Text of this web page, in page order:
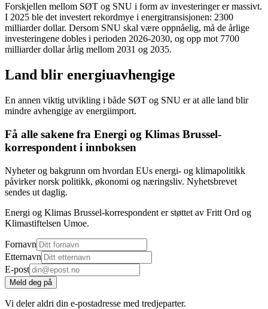
Forskjellen mellom SØT og SNU i form av investeringer er massivt.
I 2025 ble det investert rekordmye i energitransisjonen: 2300
milliarder dollar. Dersom SNU skal være oppnåelig, må de årlige
investeringene dobles i perioden 2026-2030, og opp mot 7700
milliarder dollar årlig mellom 2031 og 2035.
Land blir energiuavhengige
En annen viktig utvikling i både SØT og SNU er at alle land blir
mindre avhengige av energiimport.
Få alle sakene fra Energi og Klimas Brussel-
korrespondent i innboksen
Nyheter og bakgrunn om hvordan EUs energi- og klimapolitikk
påvirker norsk politikk, økonomi og næringsliv. Nyhetsbrevet
sendes ut daglig.
Energi og Klimas Brussel-korrespondent er støttet av Fritt Ord og
Klimastiftelsen Umoe.
Fornavn
Etternavn
E-post
Meld deg på
Vi deler aldri din e-postadresse med tredjeparter.